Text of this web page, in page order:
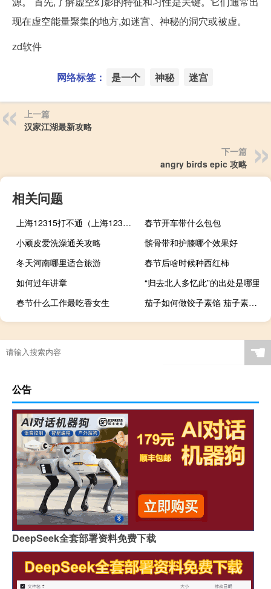
现在虚空能量聚集的地方,如迷宫、神秘的洞穴或被虚。
zd软件
网络标签： 是一个 神秘 迷宫
上一篇
汉家江湖最新攻略
下一篇
angry birds epic 攻略
相关问题
上海12315打不通（上海12315怎么打）
春节开车带什么包包
小顽皮爱洗澡通关攻略
髌骨带和护膝哪个效果好
冬天河南哪里适合旅游
春节后啥时候种西红柿
如何过年讲章
“归去北人多忆此”的出处是哪里
春节什么工作最吃香女生
茄子如何做饺子素馅 茄子素馅饺子的做法
☚
公告
DeepSeek全套部署资料免费下载